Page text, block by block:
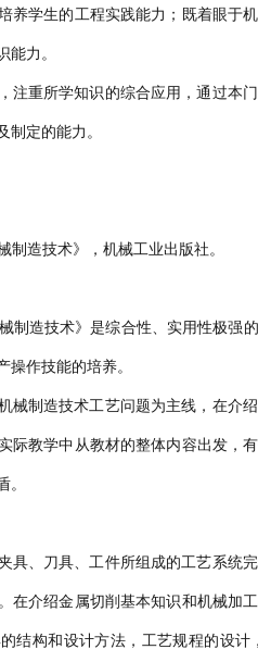
养学生的工程实践能力；既着眼于
能力。
注重所学知识的综合应用，通过本
制定的能力。
制造技术》，机械工业出版社。
制造技术》是综合性、实用性极强
作技能的培养。
械制造技术工艺问题为主线，在介
际教学中从教材的整体内容出发，
具、刀具、工件所组成的工艺系统
在介绍金属切削基本知识和机械加
结构和设计方法，工艺规程的设